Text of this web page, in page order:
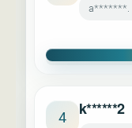
a*******.
4 k******2